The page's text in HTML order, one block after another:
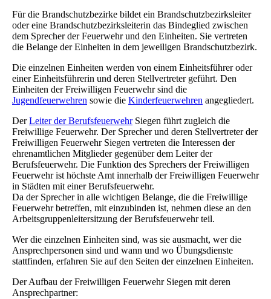
Für die Brandschutzbezirke bildet ein Brandschutzbezirksleiter
oder eine Brandschutzbezirksleiterin das Bindeglied zwischen
dem Sprecher der Feuerwehr und den Einheiten. Sie vertreten
die Belange der Einheiten in dem jeweiligen Brandschutzbezirk.
Die einzelnen Einheiten werden von einem Einheitsführer oder
einer Einheitsführerin und deren Stellvertreter geführt. Den
Einheiten der Freiwilligen Feuerwehr sind die
Jugendfeuerwehren sowie die Kinderfeuerwehren angegliedert.
DerLeiter der BerufsfeuerwehrSiegen führt zugleich die
Freiwillige Feuerwehr. Der Sprecher und deren Stellvertreter der
Freiwilligen Feuerwehr Siegen vertreten die Interessen der
ehrenamtlichen Mitglieder gegenüber dem Leiter der
Berufsfeuerwehr. Die Funktion des Sprechers der Freiwilligen
Feuerwehr ist höchste Amt innerhalb der Freiwilligen Feuerwehr
in Städten mit einer Berufsfeuerwehr.
Da der Sprecher in alle wichtigen Belange, die die Freiwillige
Feuerwehr betreffen, mit einzubinden ist, nehmen diese an den
Arbeitsgruppenleitersitzung der Berufsfeuerwehr teil.
Wer die einzelnen Einheiten sind, was sie ausmacht, wer die
Ansprechpersonen sind und wann und wo Übungsdienste
stattfinden, erfahren Sie auf den Seiten der einzelnen Einheiten.
Der Aufbau der Freiwilligen Feuerwehr Siegen mit deren
Ansprechpartner: